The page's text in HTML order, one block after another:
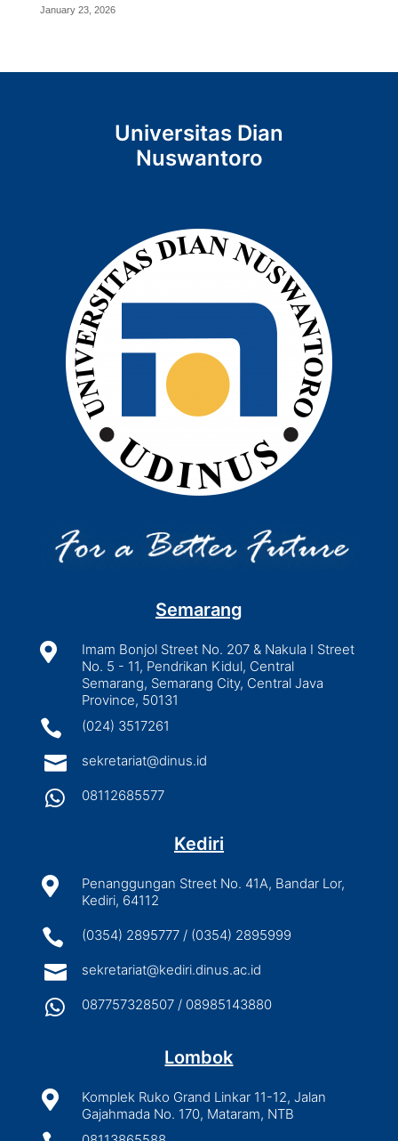
January 23, 2026
Universitas Dian
Nuswantoro
Semarang

Imam Bonjol Street No. 207 & Nakula I Street
No. 5 - 11, Pendrikan Kidul, Central
Semarang, Semarang City, Central Java
Province, 50131
 (024) 3517261
 sekretariat@dinus.id
 08112685577
Kediri

Penanggungan Street No. 41A, Bandar Lor,
Kediri, 64112
 (0354) 2895777 / (0354) 2895999
 sekretariat@kediri.dinus.ac.id
 087757328507 / 08985143880
Lombok

Komplek Ruko Grand Linkar 11-12, Jalan
Gajahmada No. 170, Mataram, NTB